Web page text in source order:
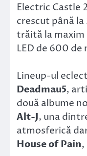
Electric Castle
crescut până
trăită la maxim
LED de 600
Lineup-ul
Deadmau5,
două albume
Alt-J, una
atmosferică
House of Pain,